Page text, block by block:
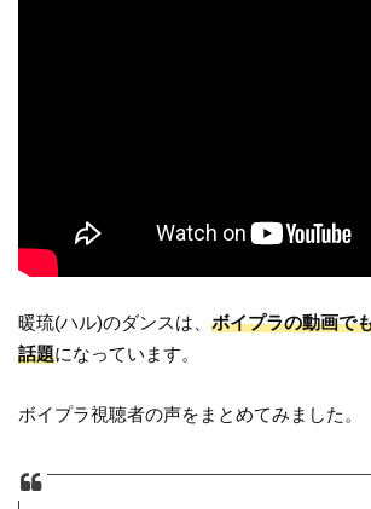
暖琉(ハル)のダンスは、ボイプラの動画で
話題になっています。
ボイプラ視聴者の声をまとめてみました。